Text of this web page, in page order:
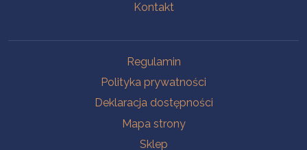
Kontakt
Regulamin
Polityka prywatności
Deklaracja dostępności
Mapa strony
Sklep